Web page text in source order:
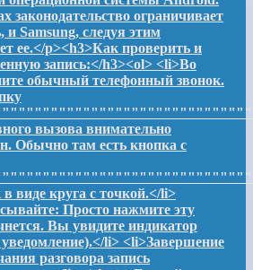
законодательство ограничивает
Samsung, следуя этим
ее.</p><h3>Как проверить и
запись:</h3><ol> <li>Во
обычный телефонный звонок.
вызова внимательно
Обычно там есть кнопка с
виде круга с точкой.</li>
Просто нажмите эту
Вы увидите индикатор
li> <li>Завершение
разговора запись